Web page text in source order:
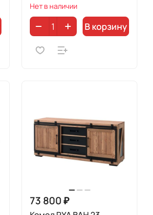
Нет в наличии
В корзину
73 800 ₽